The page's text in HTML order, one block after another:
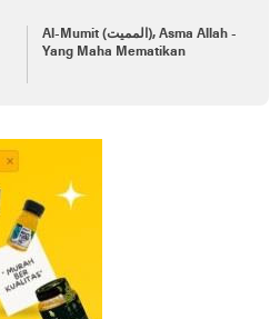
Al-Mumit (المميت), Asma Allah -
Yang Maha Mematikan